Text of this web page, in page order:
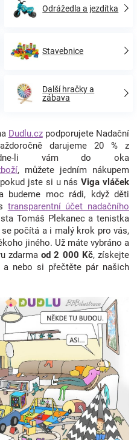
Odrážedla a jezdítka
Stavebnice
Další hračky a
zábava
Dudlu.czpodporujete Nadační
darujeme 20 % z
li vám do oka
, můžete jedním nákupem
jste si u násViga vláček
budeme moc rádi, když děti
transparentní účet nadačního
Tomáš Plekanec a tenistka
počítá a i malý krok pro vás,
jiného. Už máte vybráno a
zdarmaod 2 000 Kč, získejte
nebo si přečtěte pár našich